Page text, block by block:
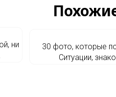
ни
30 фото, которые
Ситуации,